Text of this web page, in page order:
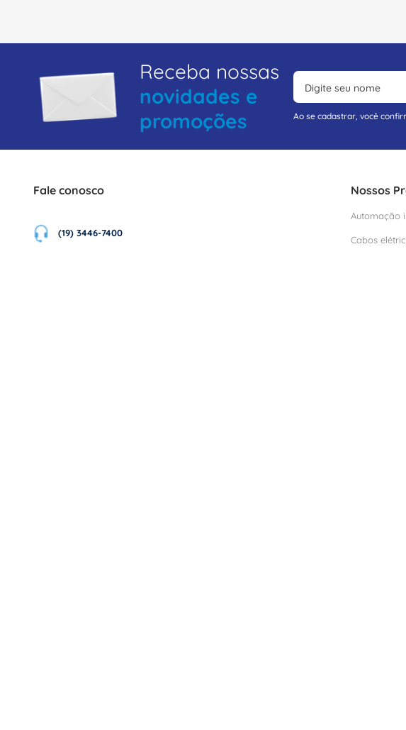
Receba nossas
novidades e
promoções
Ao se cadastrar, você
Fale conosco
(19) 3446-7400
Nossos
Automação
Cabos